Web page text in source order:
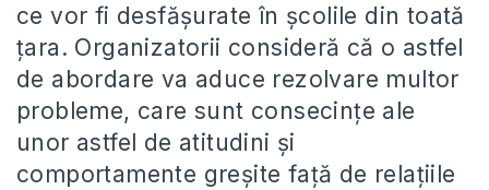
ce vor fi desfășurate în școlile din toată
țara. Organizatorii consideră că o astfel
de abordare va aduce rezolvare multor
probleme, care sunt consecințe ale
unor astfel de atitudini și
comportamente greşite faţă de relaţiile